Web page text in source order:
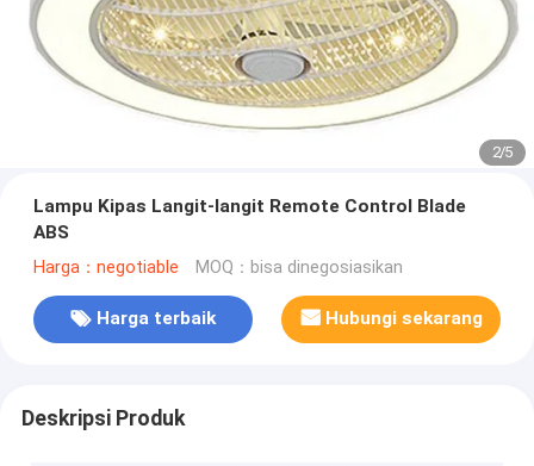
2/5
Lampu Kipas Langit-langit Remote Control Blade
ABS
Harga：negotiable MOQ：bisa dinegosiasikan
Harga terbaik Hubungi sekarang
Deskripsi Produk